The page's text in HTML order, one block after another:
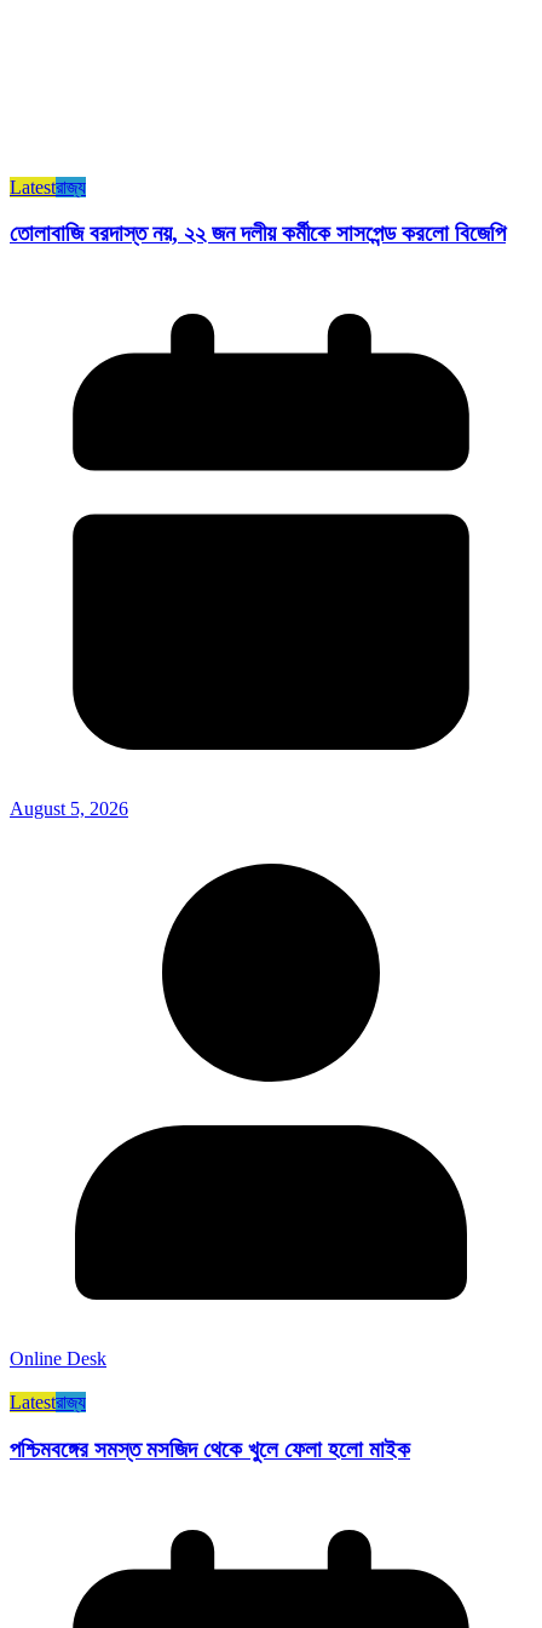
Latestরাজ্য​
তোলাবাজি বরদাস্ত নয়, ২২ জন দলীয় কর্মীকে সাসপেন্ড করলো বিজেপি
August 5, 2026
Online Desk
Latestরাজ্য​
পশ্চিমবঙ্গের সমস্ত মসজিদ থেকে খুলে ফেলা হলো মাইক